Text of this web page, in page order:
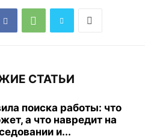
СТАТЬИ
поиска работы: что
а что навредит на
и...